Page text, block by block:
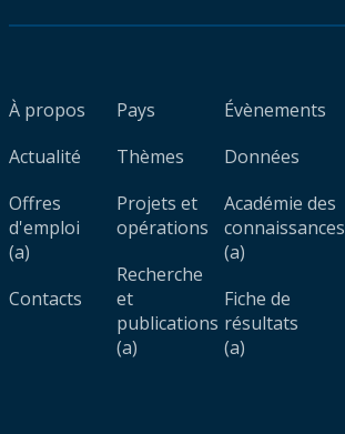
À propos
Actualité
Offres
d'emploi
(a)
Contacts
Pays
Thèmes
Projets et
opérations
Recherche
et
publications
(a)
Évènements
Données
Académie des
connaissances
(a)
Fiche de
résultats
(a)